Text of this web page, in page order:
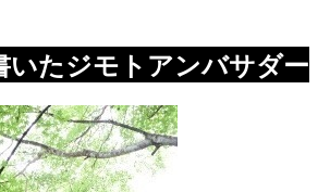
いたジモトアンバサダー